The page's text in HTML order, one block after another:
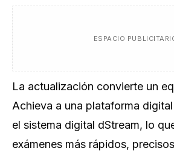
ESPACIO
La actualización convierte un
Achieva a una plataforma
el sistema digital dStream, lo
exámenes más rápidos,